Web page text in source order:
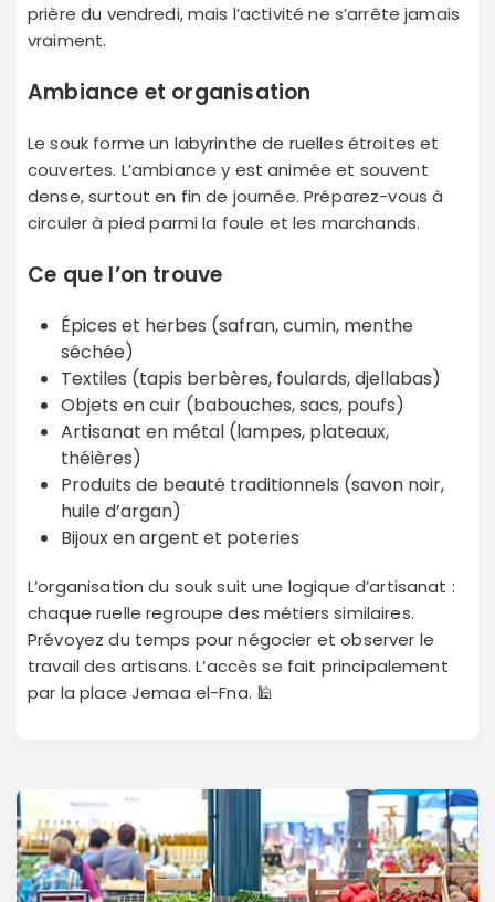
prière du vendredi, mais l’activité ne s’arrête jamais
vraiment.
Ambiance et organisation
Le souk forme un labyrinthe de ruelles étroites et
couvertes. L’ambiance y est animée et souvent
dense, surtout en fin de journée. Préparez-vous à
circuler à pied parmi la foule et les marchands.
Ce que l’on trouve
Épices et herbes (safran, cumin, menthe
séchée)
Textiles (tapis berbères, foulards, djellabas)
Objets en cuir (babouches, sacs, poufs)
Artisanat en métal (lampes, plateaux,
théières)
Produits de beauté traditionnels (savon noir,
huile d’argan)
Bijoux en argent et poteries
L’organisation du souk suit une logique d’artisanat :
chaque ruelle regroupe des métiers similaires.
Prévoyez du temps pour négocier et observer le
travail des artisans. L’accès se fait principalement
par la place Jemaa el-Fna. 🕌